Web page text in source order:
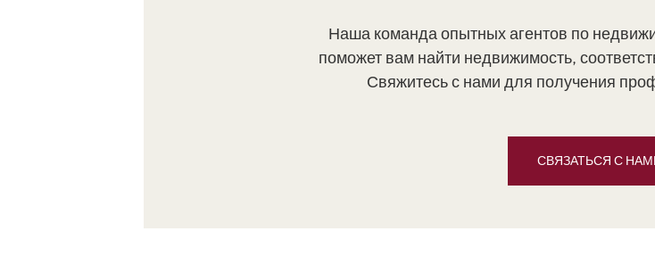
Наша команда опытных агентов по
поможет вам найти недвижимость,
Свяжитесь с нами для получения
СВЯЗАТЬСЯ С